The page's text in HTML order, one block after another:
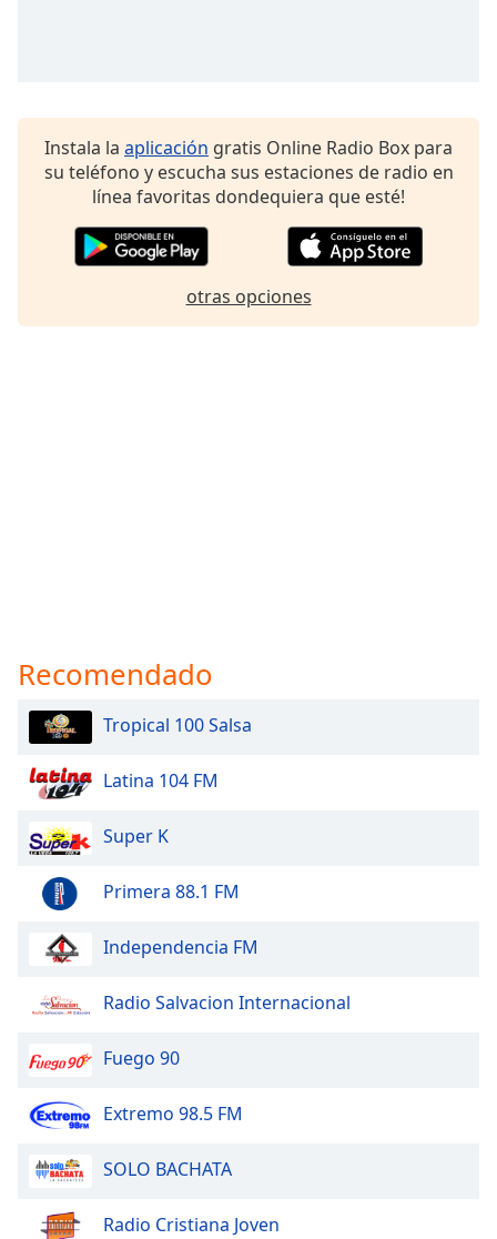
End
dialog
Instala la aplicación gratis Online Radio Box para
su teléfono y escucha sus estaciones de radio en
línea favoritas dondequiera que esté!
otras opciones
Recomendado
Tropical 100 Salsa
Latina 104 FM
Super K
Primera 88.1 FM
Independencia FM
Radio Salvacion Internacional
Fuego 90
Extremo 98.5 FM
SOLO BACHATA
Radio Cristiana Joven